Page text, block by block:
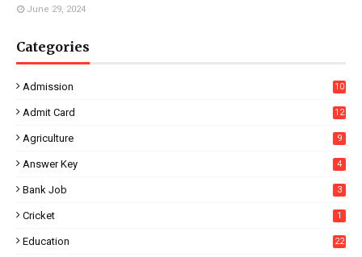
June 29, 2024
Categories
Admission 10
Admit Card 12
Agriculture 9
Answer Key 4
Bank Job 3
Cricket 1
Education 22